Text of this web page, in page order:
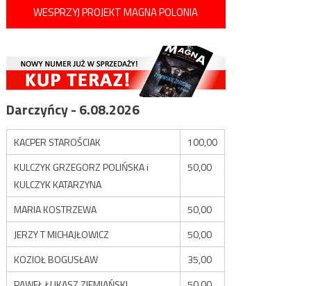
WESPRZYJ PROJEKT MAGNA POLONIA
Darczyńcy - 6.08.2026
KACPER STAROŚCIAK
100,00
KULCZYK GRZEGORZ POLIŃSKA i
KULCZYK KATARZYNA
50,00
MARIA KOSTRZEWA
50,00
JERZY T MICHAJŁOWICZ
50,00
KOZIOŁ BOGUSŁAW
35,00